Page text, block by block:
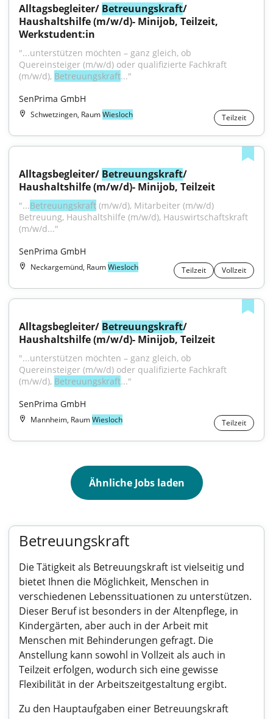
Alltagsbegleiter/ Betreuungskraft/
Haushaltshilfe (m/w/d)- Minijob, Teilzeit,
Werkstudent:in
"...unterstützen möchten – ganz gleich, ob
Quereinsteiger (m/w/d) oder qualifizierte Fachkraft
(m/w/d), Betreuungskraft..."
SenPrima GmbH
Schwetzingen, RaumWiesloch Teilzeit
Alltagsbegleiter/ Betreuungskraft/
Haushaltshilfe (m/w/d)- Minijob, Teilzeit
"...Betreuungskraft (m/w/d), Mitarbeiter (m/w/d)
Betreuung, Haushaltshilfe (m/w/d), Hauswirtschaftskraft
(m/w/d..."
SenPrima GmbH
Neckargemünd, RaumWiesloch Teilzeit Vollzeit
Alltagsbegleiter/ Betreuungskraft/
Haushaltshilfe (m/w/d)- Minijob, Teilzeit
"...unterstützen möchten – ganz gleich, ob
Quereinsteiger (m/w/d) oder qualifizierte Fachkraft
(m/w/d), Betreuungskraft..."
SenPrima GmbH
Mannheim, RaumWiesloch Teilzeit
Ähnliche Jobs laden
Betreuungskraft
Die Tätigkeit als Betreuungskraft ist vielseitig und
bietet Ihnen die Möglichkeit, Menschen in
verschiedenen Lebenssituationen zu unterstützen.
Dieser Beruf ist besonders in der Altenpflege, in
Kindergärten, aber auch in der Arbeit mit
Menschen mit Behinderungen gefragt. Die
Anstellung kann sowohl in Vollzeit als auch in
Teilzeit erfolgen, wodurch sich eine gewisse
Flexibilität in der Arbeitszeitgestaltung ergibt.
Zu den Hauptaufgaben einer Betreuungskraft